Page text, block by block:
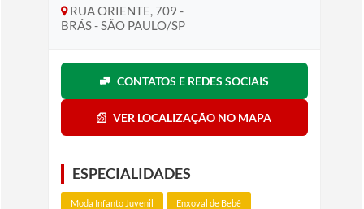
RUA ORIENTE, 709 -
BRÁS - SÃO PAULO/SP
CONTATOS E REDES SOCIAIS
VER LOCALIZAÇÃO NO MAPA
ESPECIALIDADES
Moda Infanto Juvenil Enxoval de Bebê